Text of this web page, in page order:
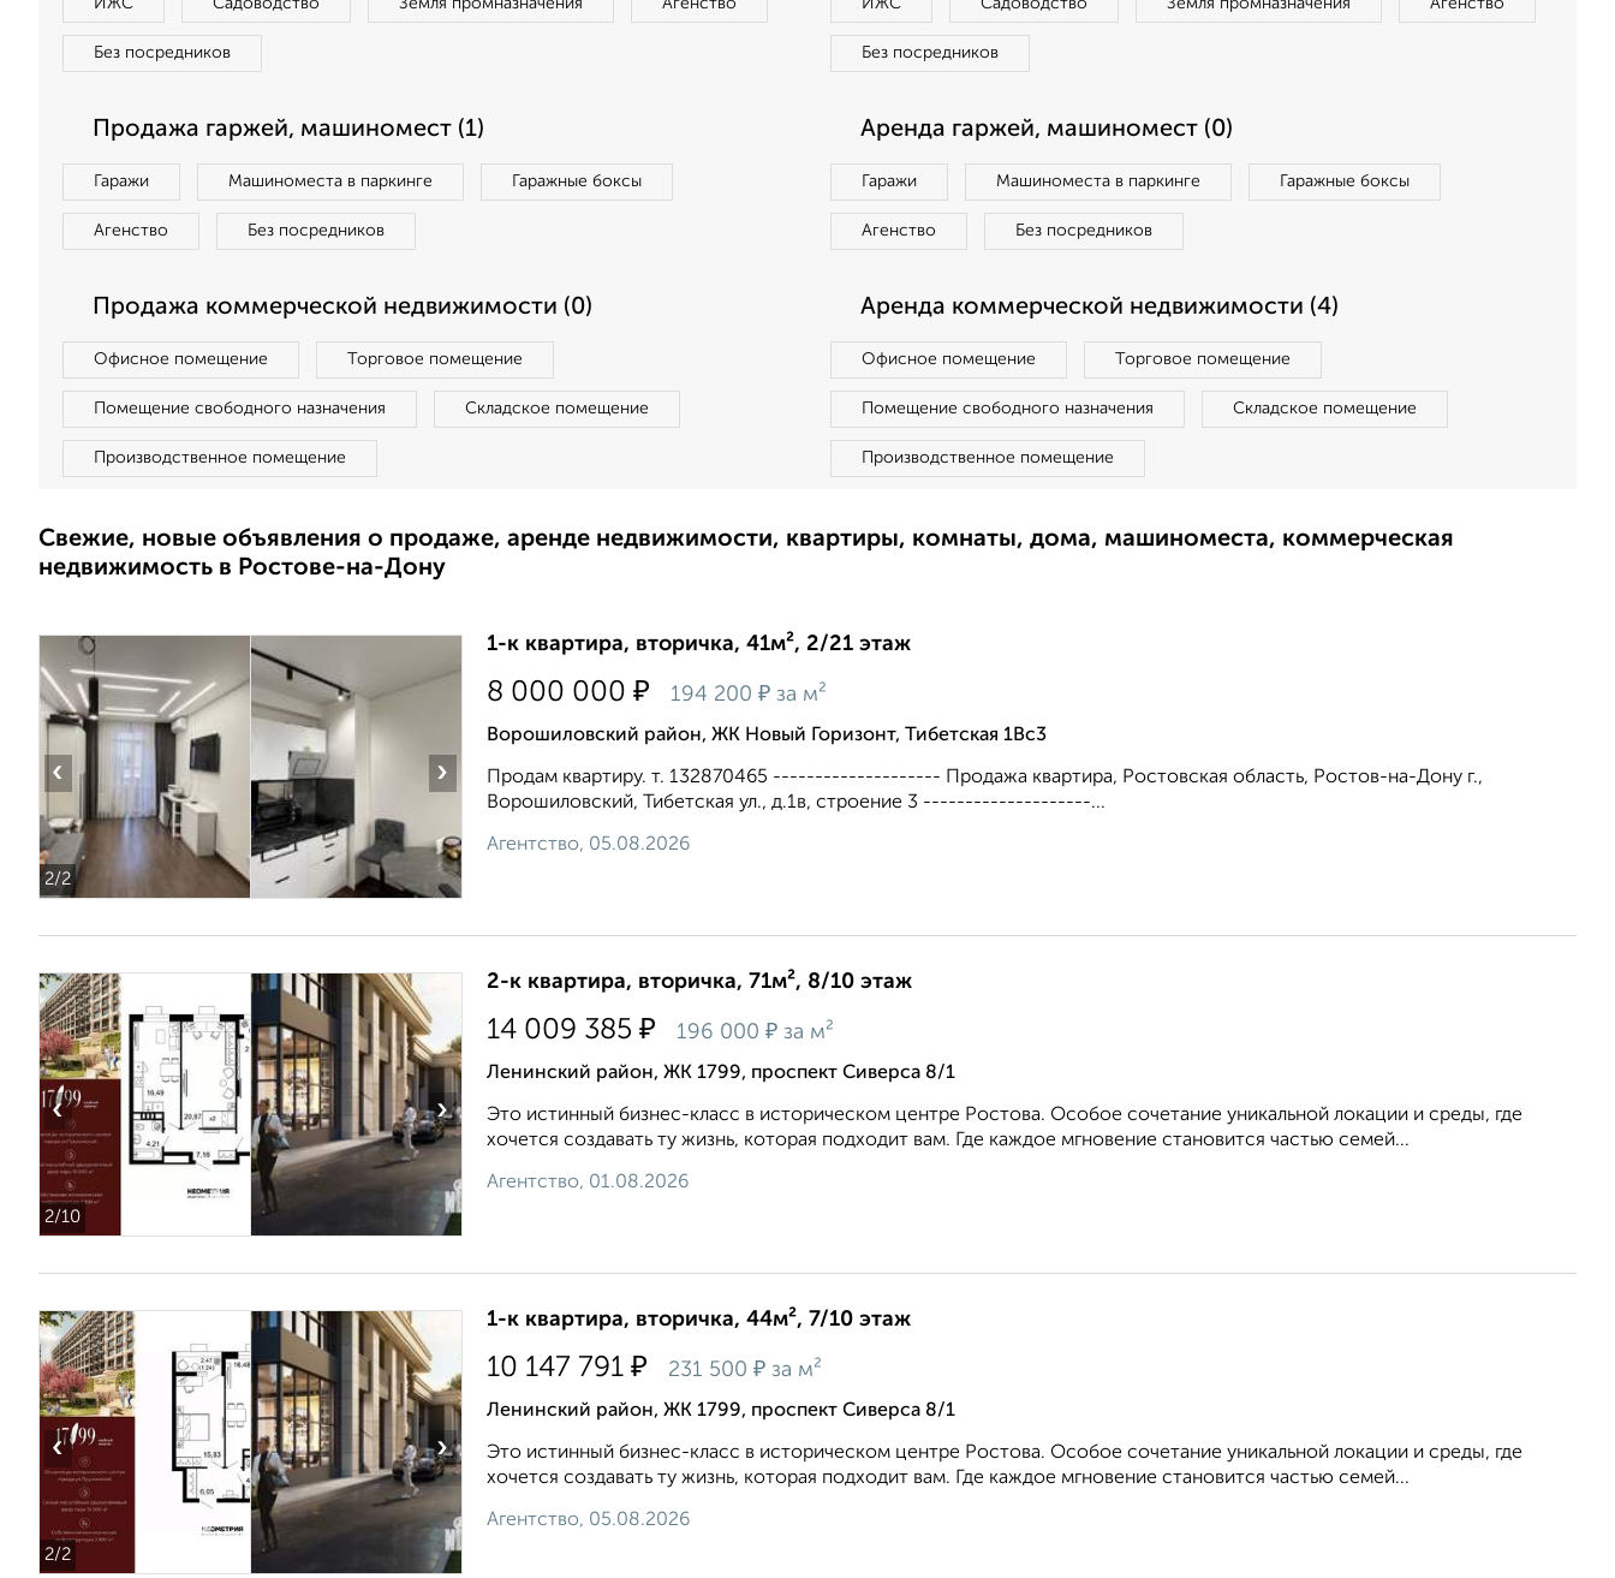
ИЖС Садоводство Земля промназначения Агенство
Без посредников
ИЖС Садоводство Земля промназначения Агенство
Без посредников
Продажа гаржей, машиномест (1)
Гаражи Машиноместа в паркинге Гаражные боксы
Агенство Без посредников
Аренда гаржей, машиномест (0)
Гаражи Машиноместа в паркинге Гаражные боксы
Агенство Без посредников
Продажа коммерческой недвижимости (0)
Офисное помещение Торговое помещение
Помещение свободного назначения Складское помещение
Производственное помещение
Аренда коммерческой недвижимости (4)
Офисное помещение Торговое помещение
Помещение свободного назначения Складское помещение
Производственное помещение
Свежие, новые объявления о продаже, аренде недвижимости, квартиры, комнаты, дома, машиноместа, коммерческая
недвижимость в Ростове-на-Дону
2/2
‹ ›
1-к квартира, вторичка, 41м², 2/21 этаж
8 000 000 ₽ 194 200 ₽ за м²
Ворошиловский район, ЖК Новый Горизонт, Тибетская 1Вс3
Продам квартиру. т. 132870465 -------------------- Продажа квартира, Ростовская область, Ростов-на-Дону г.,
Ворошиловский, Тибетская ул., д.1в, строение 3 --------------------...
Агентство, 05.08.2026
2/10
‹ ›
2-к квартира, вторичка, 71м², 8/10 этаж
14 009 385 ₽ 196 000 ₽ за м²
Ленинский район, ЖК 1799, проспект Сиверса 8/1
Это истинный бизнес-класс в историческом центре Ростова. Особое сочетание уникальной локации и среды, где
хочется создавать ту жизнь, которая подходит вам. Где каждое мгновение становится частью семей...
Агентство, 01.08.2026
2/2
‹ ›
1-к квартира, вторичка, 44м², 7/10 этаж
10 147 791 ₽ 231 500 ₽ за м²
Ленинский район, ЖК 1799, проспект Сиверса 8/1
Это истинный бизнес-класс в историческом центре Ростова. Особое сочетание уникальной локации и среды, где
хочется создавать ту жизнь, которая подходит вам. Где каждое мгновение становится частью семей...
Агентство, 05.08.2026